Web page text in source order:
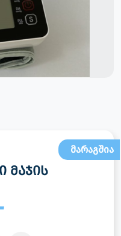
მარაგშია
მაჯის